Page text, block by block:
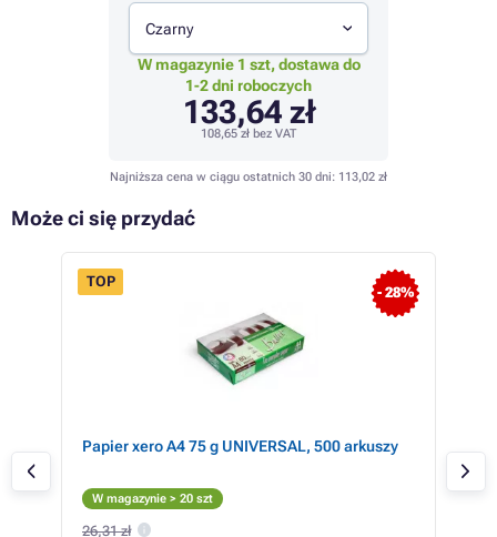
Czarny
W magazynie 1 szt, dostawa do
1-2 dni roboczych
133,64 zł
108,65 zł bez VAT
Najniższa cena w ciągu ostatnich 30 dni: 113,02 zł
Może ci się przydać
- 28%
TOP
Papier xero A4 75 g UNIVERSAL, 500 arkuszy
W magazynie > 20 szt
26,31 zł